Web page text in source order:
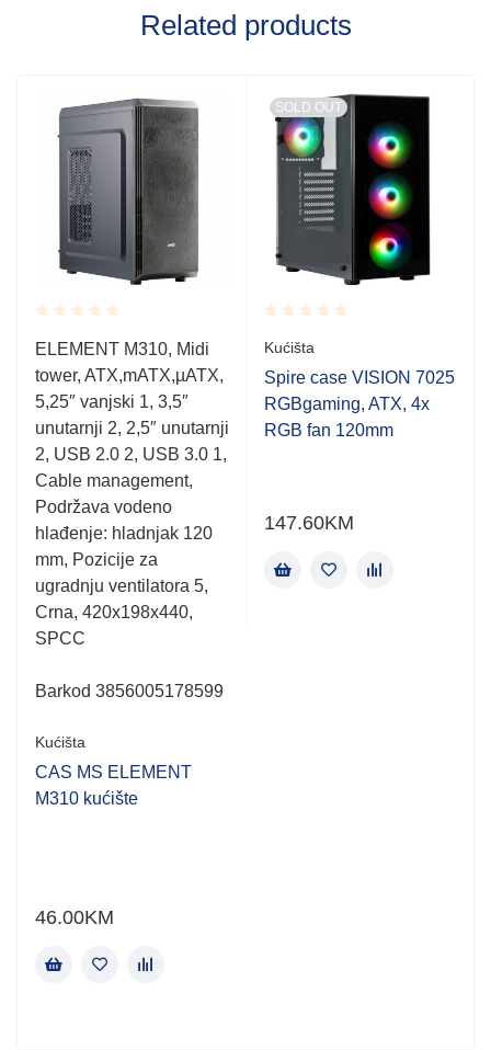
Related products
Rated
0.001
out
of
5
ELEMENT M310, Midi
tower, ATX,mATX,µATX,
5,25″ vanjski 1, 3,5″
unutarnji 2, 2,5″ unutarnji
2, USB 2.0 2, USB 3.0 1,
Cable management,
Podržava vodeno
hlađenje: hladnjak 120
mm, Pozicije za
ugradnju ventilatora 5,
Crna, 420x198x440,
SPCC
Barkod 3856005178599
Kućišta
CAS MS ELEMENT
M310 kućište
46.00KM
SOLD OUT
Rated
0.001
out
of
5
Kućišta
Spire case VISION 7025
RGBgaming, ATX, 4x
RGB fan 120mm
147.60KM